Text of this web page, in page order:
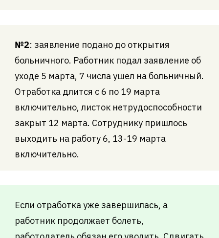
№2: заявление подано до открытия
больничного. Работник подал заявление об
уходе 5 марта, 7 числа ушел на больничный.
Отработка длится с 6 по 19 марта
включительно, листок нетрудоспособности
закрыт 12 марта. Сотруднику пришлось
выходить на работу 6, 13-19 марта
включительно.
Если отработка уже завершилась, а
работник продолжает болеть,